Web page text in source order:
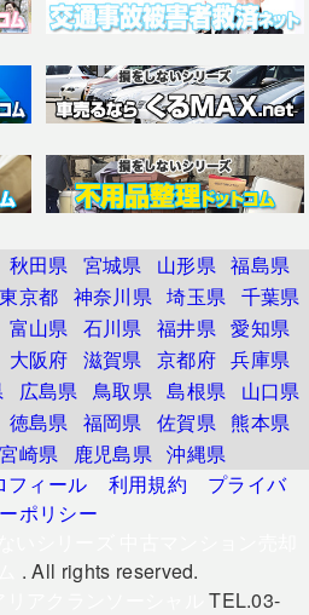
秋田県 宮城県 山形県 福島県
東京都 神奈川県 埼玉県 千葉県
富山県 石川県 福井県 愛知県
大阪府 滋賀県 京都府 兵庫県
広島県 鳥取県 島根県
山口県
徳島県 福岡県 佐賀県 熊本県
宮崎県 鹿児島県 沖縄県
フィール 利用規約
プライバ
ポリシー
. All rights reserved.
TEL.03-